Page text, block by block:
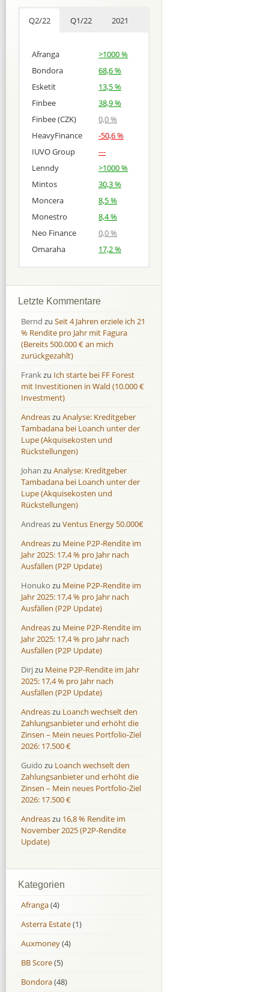
Q2/22 Q1/22 2021
Afranga
>1000 %
Bondora
68,6 %
Esketit
13,5 %
Finbee
38,9 %
Finbee (CZK)
0,0 %
HeavyFinance
-50,6 %
IUVO Group
---
Lenndy
>1000 %
Mintos
30,3 %
Moncera
8,5 %
Monestro
8,4 %
Neo Finance
0,0 %
Omaraha
17,2 %
Bondora
Finbee
43,2%
Finbee (CZK)
0,0 %
HeavyFinance
IUVO Group
-32,2 %
Lenndy
-314,6 %
Moncera
8,0 %
Monestro
9,1 %
Neo Finance
Omaraha
16,4 %
Bondora
Finbee
35,2%
Finbee (CZK)
0,0 %
HeavyFinance
IUVO Group
-55,0 %
Lenndy
146,5 %
Moncera
11,1 %
Monestro
>1000%
Neo Finance
Omaraha
18,0 %
Letzte Kommentare
Bernd zu Seit 4 Jahren erziele ich 21
% Rendite pro Jahr mit Fagura
(Bereits 500.000 € an mich
zurückgezahlt)
Frankzu Ich starte bei FF Forest
mit Investitionen in Wald (10.000 €
Investment)
Andreaszu Analyse: Kreditgeber
Tambadana bei Loanch unter der
Lupe (Akquisekosten und
Rückstellungen)
Johan zu Analyse: Kreditgeber
Tambadana bei Loanch unter der
Lupe (Akquisekosten und
Rückstellungen)
Andreaszu Ventus Energy 50.000€
Andreaszu Meine P2P-Rendite im
Jahr 2025: 17,4 % pro Jahr nach
Ausfällen (P2P Update)
Honuko zu Meine P2P-Rendite im
Jahr 2025: 17,4 % pro Jahr nach
Ausfällen (P2P Update)
Andreaszu Meine P2P-Rendite im
Jahr 2025: 17,4 % pro Jahr nach
Ausfällen (P2P Update)
Dirjzu Meine P2P-Rendite im Jahr
2025: 17,4 % pro Jahr nach
Ausfällen (P2P Update)
Andreaszu Loanch wechselt den
Zahlungsanbieter und erhöht die
Zinsen – Mein neues Portfolio-Ziel
2026: 17.500 €
Guido zu Loanch wechselt den
Zahlungsanbieter und erhöht die
Zinsen – Mein neues Portfolio-Ziel
2026: 17.500 €
Andreaszu 16,8 % Rendite im
November 2025 (P2P-Rendite
Update)
Kategorien
Afranga(4)
Asterra Estate(1)
Auxmoney(4)
BB Score(5)
Bondora(48)